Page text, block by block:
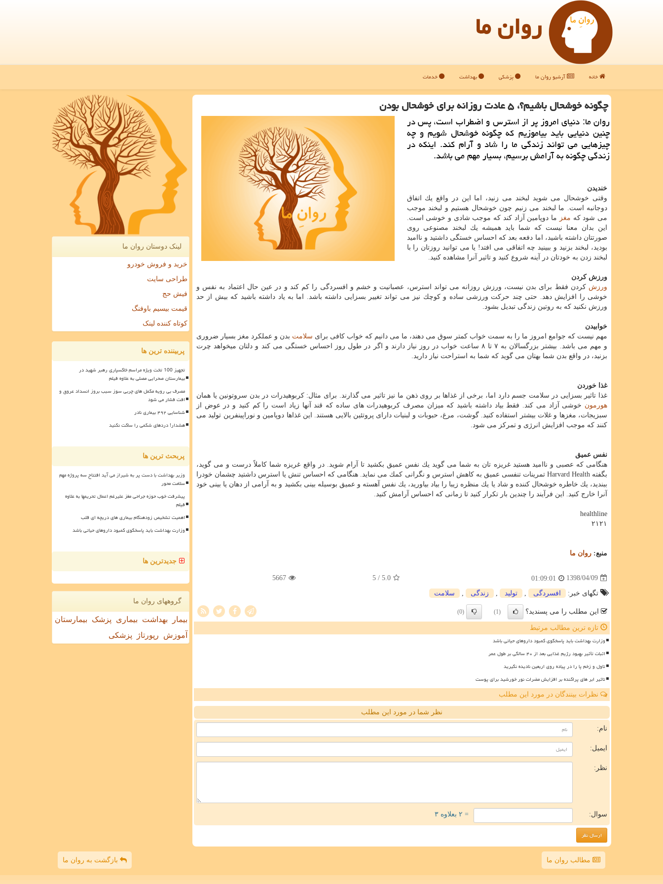
روان ما
خانه آرشیو روان ما پزشکی بهداشت خدمات
چگونه خوشحال باشیم؟، ۵ عادت روزانه برای خوشحال بودن
روان ما: دنیای امروز پر از استرس و اضطراب است، پس در
چنین دنیایی باید بیاموزیم كه چگونه خوشحال شویم و چه
چیزهایی می تواند زندگی ما را شاد و آرام كند. اینكه در
زندگی چگونه به آرامش برسیم، بسیار مهم می باشد.
خندیدن
وقتی خوشحال می شوید لبخند می زنید، اما این در واقع یك اتفاق
دوجانبه است. ما لبخند می زنیم چون خوشحال هستیم و لبخند موجب
می شود كه مغز
ما دوپامین آزاد كند كه موجب شادی و خوشی است.
این بدان معنا نیست كه شما باید همیشه یك لبخند مصنوعی روی
صورتتان داشته باشید، اما دفعه بعد كه احساس خستگی داشتید و ناامید
بودید، لبخند بزنید و ببینید چه اتفاقی می افتد! یا می توانید روزتان را با
لبخند زدن به خودتان در آینه شروع كنید و تاثیر آنرا مشاهده كنید.
ورزش كردن
ورزش كردن فقط برای بدن نیست، ورزش روزانه می تواند استرس، عصبانیت و خشم و افسردگی را كم كند و در عین حال اعتماد به نفس و
خوشی را افزایش دهد. حتی چند حركت ورزشی ساده و كوچك نیز می تواند تغییر بسزایی داشته باشد. اما به یاد داشته باشید كه بیش از حد
ورزش نكنید كه به روتین زندگی تبدیل بشود.
خوابیدن
مهم نیست كه جوامع امروز ما را به سمت خواب كمتر سوق می دهند، ما می دانیم كه خواب كافی برای سلامت بدن و عملكرد مغز بسیار ضروری
و مهم می باشد. بیشتر بزرگسالان به ۷ تا ۸ ساعت خواب در روز نیاز دارند و اگر در طول روز احساس خستگی می كند و دلتان میخواهد چرت
بزنید، در واقع بدن شما بهتان می گوید كه شما به استراحت نیاز دارید.
غذا خوردن
غذا تاثیر بسزایی در سلامت جسم دارد اما، برخی از غذاها بر روی ذهن ما نیز تاثیر می گذارند. برای مثال: كربوهیدرات در بدن سروتونین یا همان
هورمون خوشی آزاد می كند. فقط بیاد داشته باشید كه میزان مصرف كربوهیدرات های ساده كه قند آنها زیاد است را كم كنید و در عوض از
سبزیجات، مغزها و غلات بیشتر استفاده كنید. گوشت، مرغ، حبوبات و لبنیات دارای پروتئین بالایی هستند. این غذاها دوپامین و نوراپینفرین تولید می
كنند كه موجب افزایش انرژی و تمركز می شود.
نفس عمیق
هنگامی كه عصبی و ناامید هستید غریزه تان به شما می گوید یك نفس عمیق بكشید تا آرام شوید. در واقع غریزه شما كاملاً درست و می گوید،
بگفته Harvard Health تمرینات تنفسی عمیق به كاهش استرس و نگرانی كمك می نماید. هنگامی كه احساس تنش یا استرس داشتید چشمان خودرا
ببندید، یك خاطره خوشحال كننده و شاد یا یك منظره زیبا را بیاد بیاورید، یك نفس آهسته و عمیق بوسیله بینی بكشید و به آرامی از دهان یا بینی خود
آنرا خارج كنید. این فرآیند را چندین بار تكرار كنید تا زمانی كه احساس آرامش كنید.
healthline
۲۱۲۱
منبع: روان ما
1398/04/09
01:09:01
5.0
/ 5
5667
تگهای خبر: افسردگی تولید زندگی سلامت
این مطلب را می پسندید؟ (1)
(0)
تازه ترین مطالب مرتبط
وزارت بهداشت باید پاسخگوی کمبود داروهای حیاتی باشد
اثبات تأثیر بهبود رژیم غذایی بعد از ۴۰ سالگی بر طول عمر
تاول و زخم پا را در پیاده روی اربعین نادیده نگیرید
تاثیر ابر های پراکنده بر افزایش مضرات نور خورشید برای پوست
نظرات بینندگان در مورد این مطلب
نظر شما در مورد این مطلب
نام:
ایمیل:
نظر:
سوال: = ۲ بعلاوه ۳
لینک دوستان روان ما
خرید و فروش خودرو
طراحی سایت
فیش حج
قیمت بیسیم باوفنگ
کوتاه کننده لینک
پربیننده ترین ها
تجهیز 100 تخت ویژه مراسم خاکسپاری رهبر شهید در
بیمارستان صحرایی مصلی به علاوه فیلم
مصرف بی رویه مکمل های چربی سوز سبب بروز انسداد عروق و
افت فشار می شود
شناسایی ۴۹۲ بیماری نادر
هشدار! دردهای شکمی را ساکت نکنید
پربحث ترین ها
وزیر بهداشت با دست پر به شیراز می آید افتتاح سه پروژه مهم
سلامت محور
پیشرفت خوب حوزه جراحی مغز علیرغم اعمال تحریمها به علاوه
فیلم
اهمیت تشخیص زودهنگام بیماری های دریچه ای قلب
وزارت بهداشت باید پاسخگوی کمبود داروهای حیاتی باشد
جدیدترین ها
گروههای روان ما
بیمار بهداشت بیماری پزشک
بیمارستان
آموزش
رپورتاژ پزشکی
مطالب روان ما بازگشت به روان ما